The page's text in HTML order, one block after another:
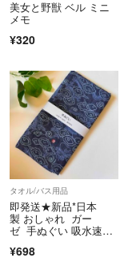
美女と野獣 ベル ミニ
メモ
¥320
タオル/バス用品
即発送★新品*日本
製 おしゃれ ガー
ゼ 手ぬぐい 吸水速
¥698